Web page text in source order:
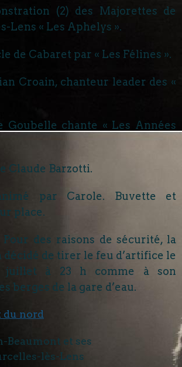
(2) des Majorettes de
Lens « Les Aphelys ».
de Cabaret par « Les Félines ».
Croain, chanteur leader des «
Goubelle chante « Les Années
Claude Barzotti.
par Carole. Buvette et
place.
Pour des raisons de sécurité, la
de tirer le feu d’artifice le
juillet à 23 h comme à son
berges de la gare d’eau.
Beaumont et ses
lès-Lens